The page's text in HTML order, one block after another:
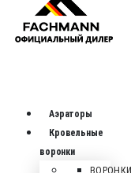
Аэраторы
Кровельные
воронки
ВОРОНКИ